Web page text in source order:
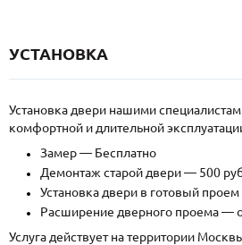
УСТАНОВКА
Установка двери нашими
комфортной и длительной
Замер — Бесплатно
Демонтаж старой двери — 500
Установка двери в готовый
Расширение дверного проема —
Услуга действует на территории